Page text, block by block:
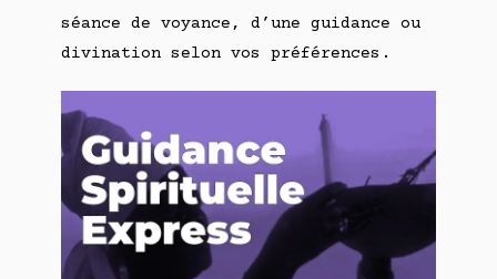
séance de voyance, d’une guidance ou
divination selon vos préférences.